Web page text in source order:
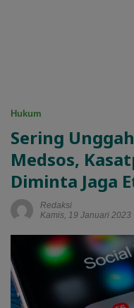
Hukum
Sering
Medsos,
Diminta Jaga
Redaksi
Kamis, 19 Januari 2023